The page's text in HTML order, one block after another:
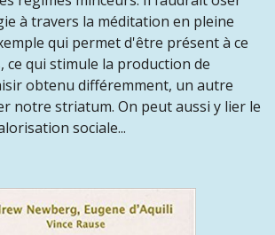
à travers la méditation en pleine
qui permet d'être présent à ce
ce qui stimule la production de
obtenu différemment, un autre
notre striatum. On peut aussi y lier le
sociale...